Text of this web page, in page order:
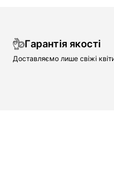
Гарантія якості
Доставляємо лише свіжі